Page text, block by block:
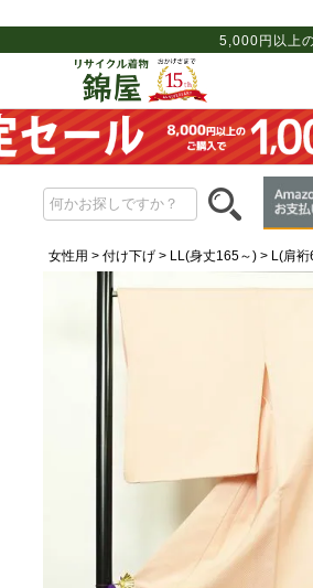
5,000円以上
女性用 付け下げ LL(身丈165～) L(肩